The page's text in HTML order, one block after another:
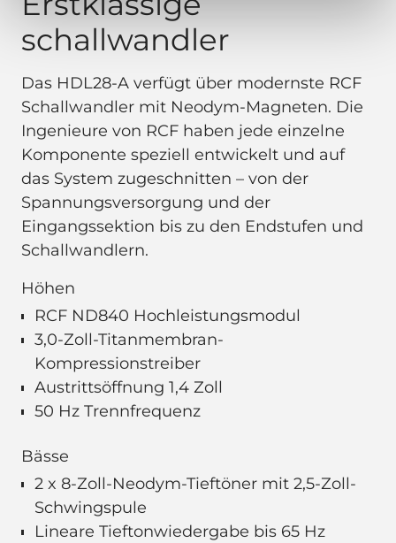
schallwandler
Das HDL28-A verfügt über modernste RCF
Schallwandler mit Neodym-Magneten. Die
Ingenieure von RCF haben jede einzelne
Komponente speziell entwickelt und auf
das System zugeschnitten – von der
Spannungsversorgung und der
Eingangssektion bis zu den Endstufen und
Schallwandlern.
Höhen
RCF ND840 Hochleistungsmodul
3,0-Zoll-Titanmembran-
Kompressionstreiber
Austrittsöffnung 1,4 Zoll
50 Hz Trennfrequenz
Bässe
2 x 8-Zoll-Neodym-Tieftöner mit 2,5-Zoll-
Schwingspule
Lineare Tieftonwiedergabe bis 65 Hz